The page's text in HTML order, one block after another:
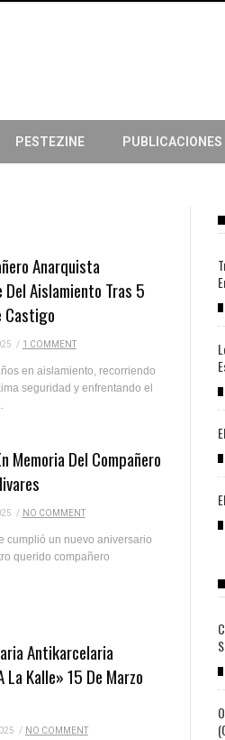
PESTEZINE PUBLICACIONES
Anarquista
Aislamiento Tras 5
Castigo
/ 1 COMMENT
en aislamiento, recorriendo
seguridad y enfrentando el
Memoria Del Compañero
/ NO COMMENT
cumplió un nuevo aniversario
querido compañero
Antikarcelaria
Kalle» 15 De Marzo
/ NO COMMENT